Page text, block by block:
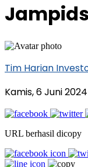
Tim Harian
Kamis, 6 Juni 2024
URL berhasil dicopy